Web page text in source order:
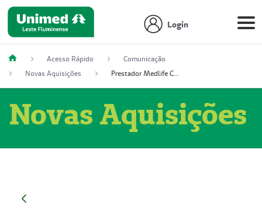
Login
Acesso Rápido
Comunicação
Novas Aquisições
Prestador Medlife Consultas e Diagnósticos (51004334-2)
Novas Aquisições